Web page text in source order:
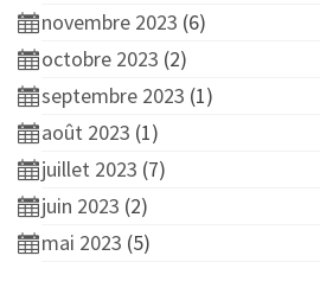
novembre 2023 (6)
octobre 2023 (2)
septembre 2023 (1)
août 2023 (1)
juillet 2023 (7)
juin 2023 (2)
mai 2023 (5)